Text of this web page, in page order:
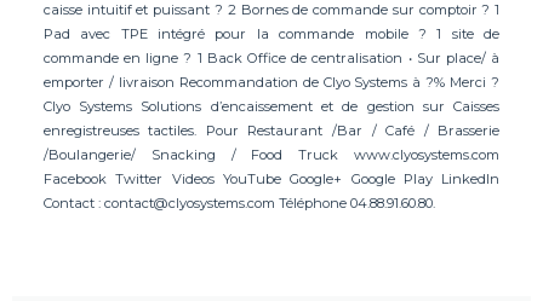
caisse intuitif et puissant ? 2 Bornes de commande sur comptoir ? 1
Pad avec TPE intégré pour la commande mobile ? 1 site de
commande en ligne ? 1 Back Office de centralisation • Sur place/ à
emporter / livraison Recommandation de Clyo Systems à ?% Merci ?
Clyo Systems Solutions d’encaissement et de gestion sur Caisses
enregistreuses tactiles. Pour Restaurant /Bar / Café / Brasserie
/Boulangerie/ Snacking / Food Truck www.clyosystems.com
Facebook Twitter Videos YouTube Google+ Google Play LinkedIn
Contact : contact@clyosystems.com Téléphone 04.88.91.60.80.